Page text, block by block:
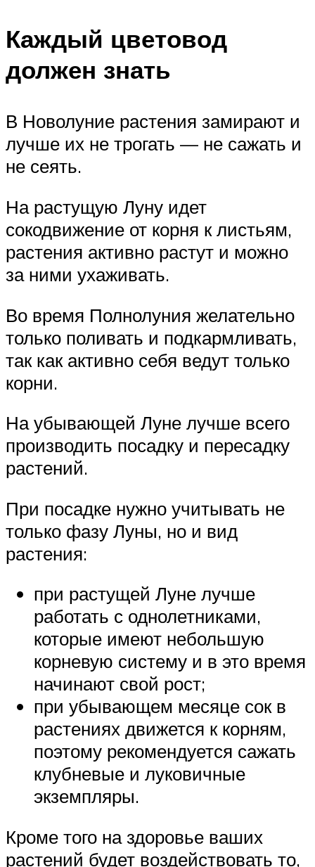
Каждый цветовод
должен знать
В Новолуние растения замирают и
лучше их не трогать — не сажать и
не сеять.
На растущую Луну идет
сокодвижение от корня к листьям,
растения активно растут и можно
за ними ухаживать.
Во время Полнолуния желательно
только поливать и подкармливать,
так как активно себя ведут только
корни.
На убывающей Луне лучше всего
производить посадку и пересадку
растений.
При посадке нужно учитывать не
только фазу Луны, но и вид
растения:
при растущей Луне лучше
работать с однолетниками,
которые имеют небольшую
корневую систему и в это время
начинают свой рост;
при убывающем месяце сок в
растениях движется к корням,
поэтому рекомендуется сажать
клубневые и луковичные
экземпляры.
Кроме того на здоровье ваших
растений будет воздействовать то,